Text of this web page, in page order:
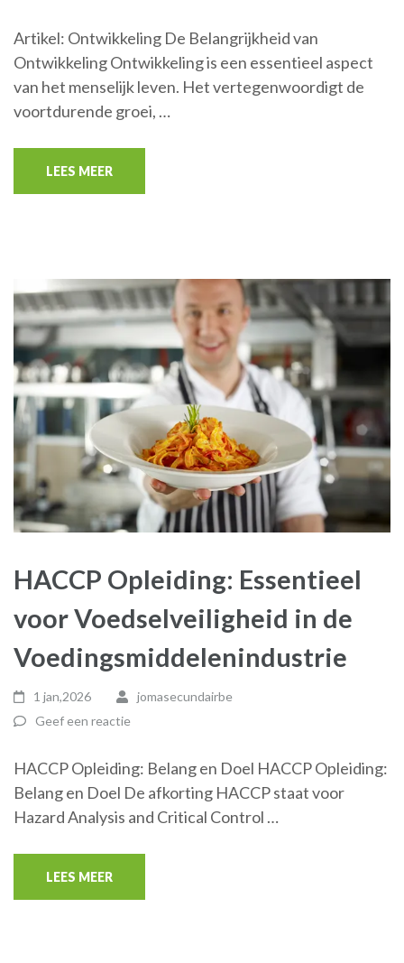
Artikel: Ontwikkeling De Belangrijkheid van
Ontwikkeling Ontwikkeling is een essentieel aspect
van het menselijk leven. Het vertegenwoordigt de
voortdurende groei, …
LEES MEER
HACCP Opleiding: Essentieel
voor Voedselveiligheid in de
Voedingsmiddelenindustrie
1 jan,2026
jomasecundairbe
Geef een reactie
HACCP Opleiding: Belang en Doel HACCP Opleiding:
Belang en Doel De afkorting HACCP staat voor
Hazard Analysis and Critical Control …
LEES MEER